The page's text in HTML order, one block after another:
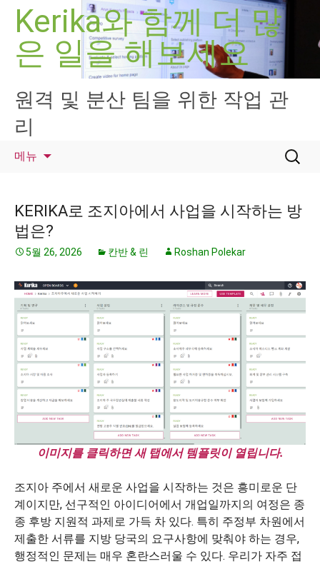
Kerika와 함께 더 많
은 일을 해보세요
원격 및 분산 팀을 위한 작업 관
리
메뉴
검
색:
KERIKA로 조지아에서 사업을 시작하는 방
법은?
5월 26, 2026 칸반 & 린 Roshan Polekar
이미지를 클릭하면 새 탭에서 템플릿이 열립니다.
조지아 주에서 새로운 사업을 시작하는 것은 흥미로운 단
계이지만, 선구적인 아이디어에서 개업일까지의 여정은 종
종 후방 지원적 과제로 가득 차 있다. 특히 주정부 차원에서
제출한 서류를 지방 당국의 요구사항에 맞춰야 하는 경우,
행정적인 문제는 매우 혼란스러울 수 있다. 우리가 자주 접